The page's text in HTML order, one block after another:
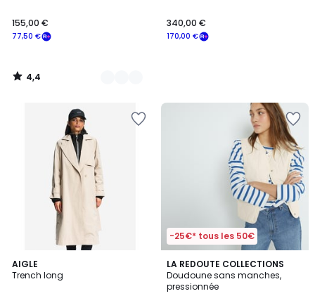
77,50 €
155,00 €
4,4
/
170,00 €
340,00 €
AIGLE
Trench long
-25€* tous les 50€
LA REDOUTE COLLECTIONS
Doudoune sans manches,
pressionnée
4,8
/ 5
3
Couleurs